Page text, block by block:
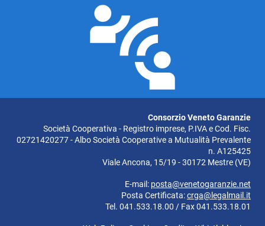
Consorzio Veneto Garanzie
Società Cooperativa - Registro imprese, P.IVA e Cod. Fisc.
02721420277 - Albo Società Cooperative a Mutualità Prevalente
n. A125425
Viale Ancona, 15/19 - 30172 Mestre (VE)
E-mail: posta@venetogaranzie.net
Posta Certificata:crga@legalmail.it
Tel. 041.533.18.00 / Fax 041.533.18.01